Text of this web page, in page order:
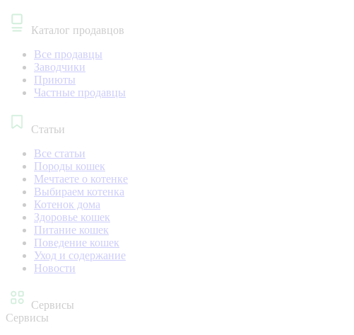
Каталог продавцов
Все продавцы
Заводчики
Приюты
Частные продавцы
Статьи
Все статьи
Породы кошек
Мечтаете о котенке
Выбираем котенка
Котенок дома
Здоровье кошек
Питание кошек
Поведение кошек
Уход и содержание
Новости
Сервисы
Сервисы